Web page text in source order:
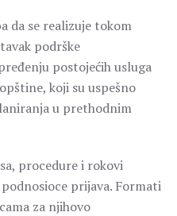
da se realizuje tokom
podrške
postojećih usluga
koji su uspešno
u prethodnim
procedure i rokovi
prijava. Formati
za njihovo